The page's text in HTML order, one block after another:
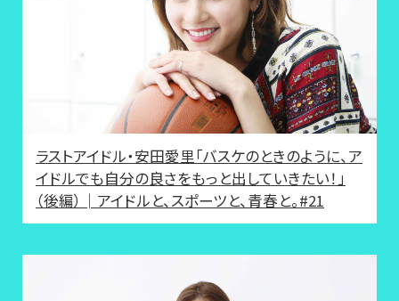
ラストアイドル・安田愛里「バスケのときのように、ア
イドルでも自分の良さをもっと出していきたい！」
（後編）│アイドルと、スポーツと、青春と。#21